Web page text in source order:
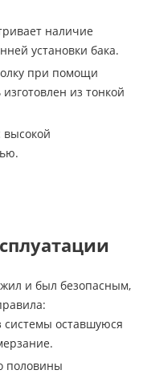
наличие
установки бака.
при помощи
из тонкой
высокой
и был безопасным,
системы оставшуюся
половины